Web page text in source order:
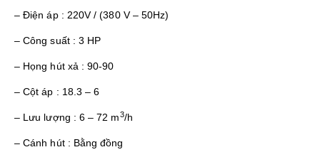
– Điện áp : 220V / (380 V – 50Hz)
– Công suất : 3 HP
– Họng hút xả : 90-90
– Cột áp : 18.3 – 6
– Lưu lượng : 6 – 72 m3/h
– Cánh hút : Bằng đồng